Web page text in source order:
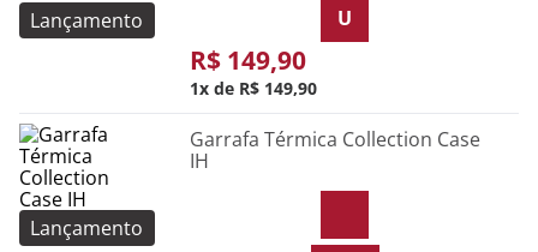
Lançamento U
R$ 149,90
1 R$ 149,90
Lançamento
Garrafa Térmica Collection Case
IH